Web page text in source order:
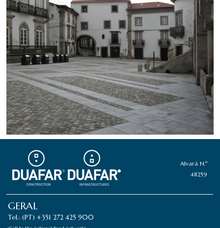
Alvará N.º
48259
GERAL
Tel.: (PT) +351 272 425 900